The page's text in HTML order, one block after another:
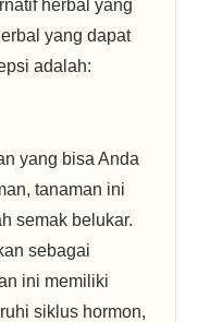
herbal yang
yang dapat
adalah:
yang bisa Anda
tanaman ini
semak belukar.
sebagai
ini memiliki
siklus hormon,